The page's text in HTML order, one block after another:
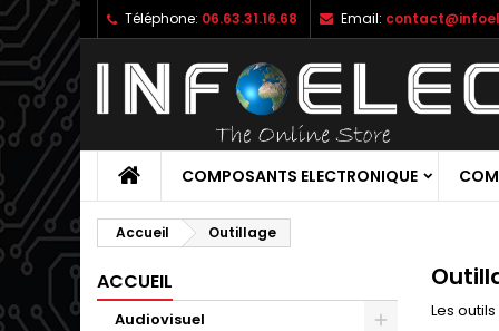
Téléphone: 06.63.31.16.68 Email:
COMPOSANTS ELECTRONIQUE
Accueil Outillage
ACCUEIL
Audiovisuel
Les
add_circle_outline